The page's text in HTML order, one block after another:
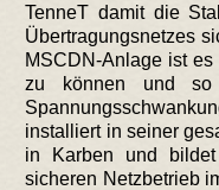
TenneT damit die
Übertragungsnetzes
MSCDN-Anlage ist
zu können und so
installiert in seiner
in Karben und
sicheren Netzbetrieb